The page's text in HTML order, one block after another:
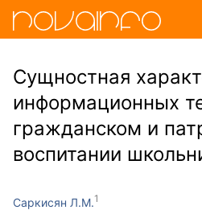
Сущностная
информационных
гражданском и
воспитании
Саркисян Л.М.